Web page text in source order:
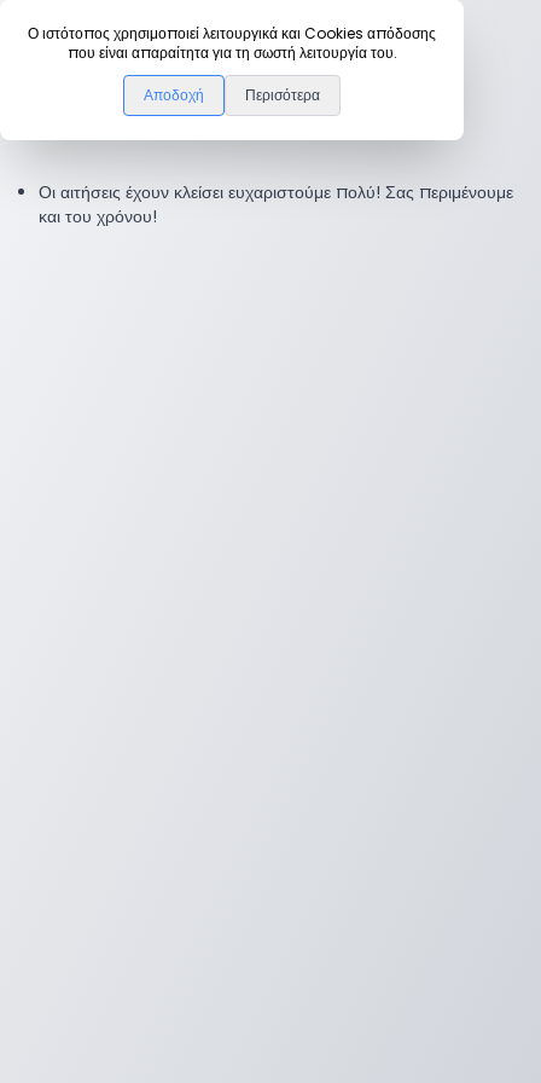
Ο ιστότοπος χρησιμοποιεί λειτουργικά και Cookies απόδοσης
που είναι απαραίτητα για τη σωστή λειτουργία του.
Αποδοχή Περισότερα
Αρχική
Αίτηση Συμμετοχής
Οι αιτήσεις έχουν κλείσει ευχαριστούμε πολύ! Σας περιμένουμε
και του χρόνου!